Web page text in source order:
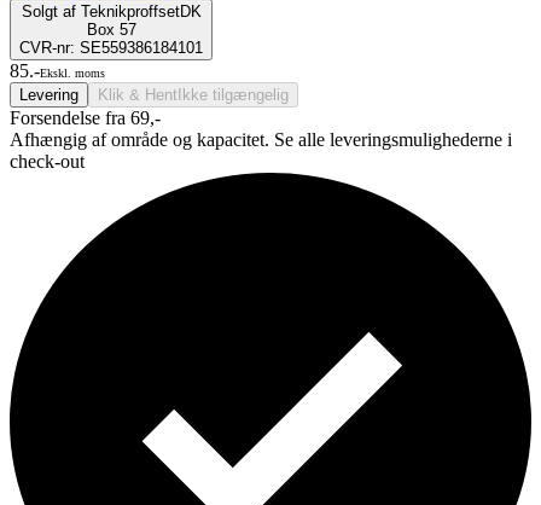
Solgt af TeknikproffsetDK
Box 57
CVR-nr: SE559386184101
85.-Ekskl. moms
Levering Klik & Hent Ikke tilgængelig
Forsendelse fra 69,-
Afhængig af område og kapacitet. Se alle leveringsmulighederne i
check-out